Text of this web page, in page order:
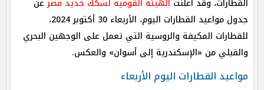
جدول مواعيد القطارات اليوم، الأربعاء 30 أكتوبر 2024،
للقطارات المكيفة والروسية التي تعمل على الوجهين البحري
والقبلي من «الإسكندرية إلى أسوان» والعكس.
مواعيد القطارات اليوم الأربعاء